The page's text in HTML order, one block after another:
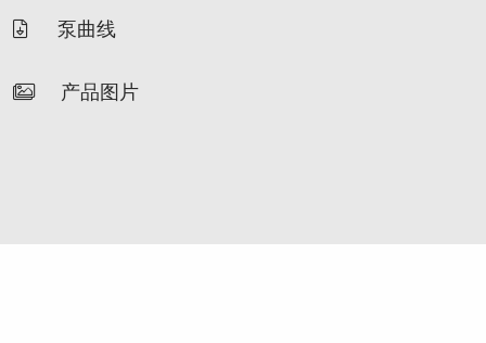
泵曲线
产品图片